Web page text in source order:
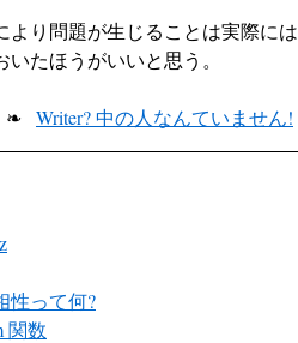
より問題が生じることは実際に
いたほうがいいと思う。
❧ Writer? 中の人なんていません!
性って何?
関数